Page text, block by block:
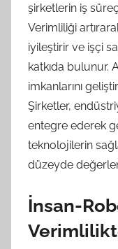
şirketlerin iş
Verimliliği
iyileştirir ve işçi
katkıda bulunur.
imkanlarını
Şirketler,
entegre ederek
teknolojilerin
düzeyde
İnsan-